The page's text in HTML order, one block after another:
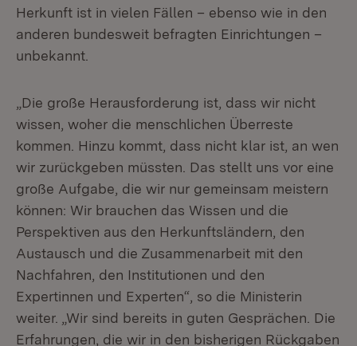
Herkunft ist in vielen Fällen – ebenso wie in den
anderen bundesweit befragten Einrichtungen –
unbekannt.
„Die große Herausforderung ist, dass wir nicht
wissen, woher die menschlichen Überreste
kommen. Hinzu kommt, dass nicht klar ist, an wen
wir zurückgeben müssten. Das stellt uns vor eine
große Aufgabe, die wir nur gemeinsam meistern
können: Wir brauchen das Wissen und die
Perspektiven aus den Herkunftsländern, den
Austausch und die Zusammenarbeit mit den
Nachfahren, den Institutionen und den
Expertinnen und Experten“, so die Ministerin
weiter. „Wir sind bereits in guten Gesprächen. Die
Erfahrungen, die wir in den bisherigen Rückgaben